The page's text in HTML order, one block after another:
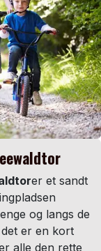
er et sandt
og langs de
er en kort
alle den rette